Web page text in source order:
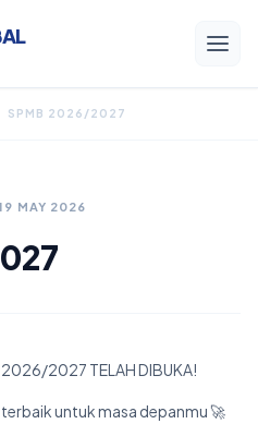
SPMB 2026/2027
MAY 2026
2026/2027 TELAH DIBUKA!
untuk masa depanmu 🚀